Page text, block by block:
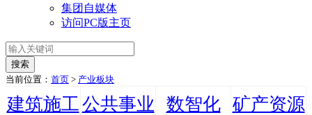
集团自媒体
访问PC版主页
搜索
当前位置： 首页 > 产业板块
建筑施工公共事业 数智化
矿产资源